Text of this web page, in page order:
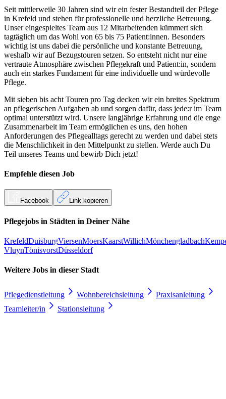
Seit mittlerweile 30 Jahren sind wir ein fester Bestandteil der Pflege
in Krefeld und stehen für professionelle und herzliche Betreuung.
Unser eingespieltes Team aus 12 Mitarbeitenden kümmert sich
tagtäglich um das Wohl von 65 bis 75 Patient:innen. Besonders
wichtig ist uns dabei die persönliche und konstante Betreuung,
weshalb wir auf Bezugstouren setzen. So entsteht nicht nur eine
vertraute Atmosphäre zwischen Pflegekraft und Patient:in, sondern
auch ein starkes Fundament für eine individuelle und würdevolle
Pflege.
Mit sieben bis acht Touren pro Tag decken wir ein breites Spektrum
an pflegerischen Aufgaben ab und sorgen dafür, dass jede:r im Team
optimal unterstützt wird. Unsere langjährige Erfahrung und die enge
Zusammenarbeit im Team ermöglichen es uns, den hohen
Anforderungen des Pflegealltags gerecht zu werden und dabei stets
die Menschlichkeit in den Mittelpunkt zu stellen. Werde auch Du
Teil unseres Teams und bewirb Dich jetzt!
Empfehle diesen Job
Facebook Link kopieren
Pflegejobs in Städten in Deiner Nähe
KrefeldDuisburgViersenMoersKaarstWillichMönchengladbach
VluynTönisvorstDüsseldorf
Weitere Jobs in dieser Stadt
Pflegedienstleitung Wohnbereichsleitung
Praxisanleitung
Teamleiter/in
Stationsleitung